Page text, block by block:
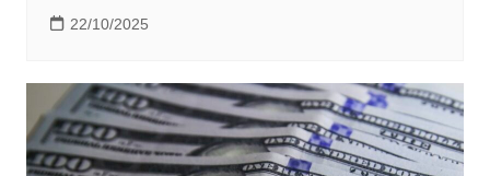
22/10/2025